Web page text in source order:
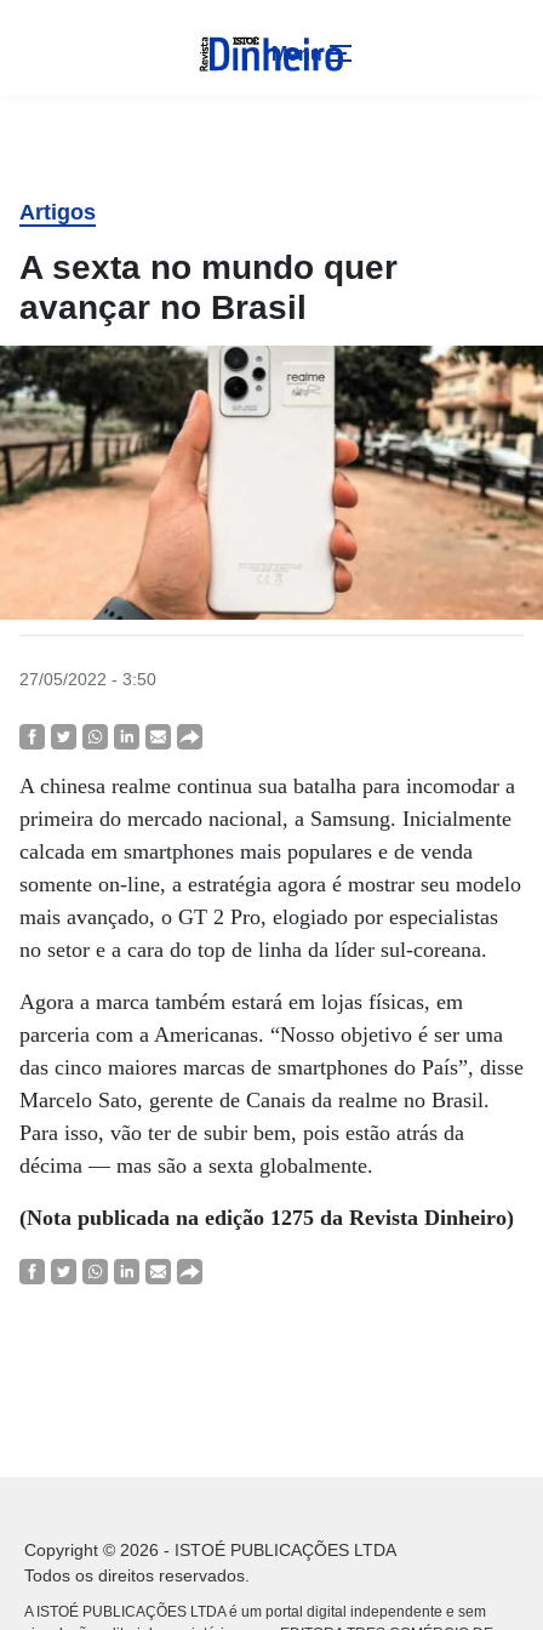
Menu
Artigos
A sexta no mundo quer
avançar no Brasil
27/05/2022 - 3:50
A chinesa realme continua sua batalha para incomodar a
primeira do mercado nacional, a Samsung. Inicialmente
calcada em smartphones mais populares e de venda
somente on-line, a estratégia agora é mostrar seu modelo
mais avançado, o GT 2 Pro, elogiado por especialistas
no setor e a cara do top de linha da líder sul-coreana.
Agora a marca também estará em lojas físicas, em
parceria com a Americanas. “Nosso objetivo é ser uma
das cinco maiores marcas de smartphones do País”, disse
Marcelo Sato, gerente de Canais da realme no Brasil.
Para isso, vão ter de subir bem, pois estão atrás da
décima — mas são a sexta globalmente.
(Nota publicada na edição 1275 da Revista Dinheiro)
Copyright © 2026 - ISTOÉ PUBLICAÇÕES LTDA
Todos os direitos reservados.
A ISTOÉ PUBLICAÇÕES LTDA é um portal digital independente e sem